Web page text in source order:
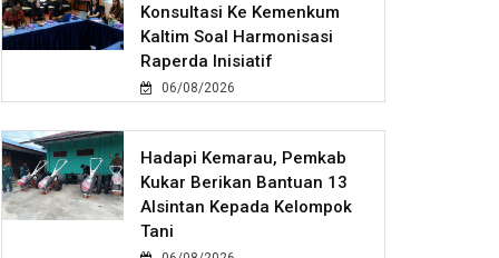
Konsultasi Ke Kemenkum
Kaltim Soal Harmonisasi
Raperda Inisiatif
06/08/2026
Hadapi Kemarau, Pemkab
Kukar Berikan Bantuan 13
Alsintan Kepada Kelompok
Tani